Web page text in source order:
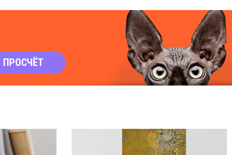
ПРОСЧЁТ